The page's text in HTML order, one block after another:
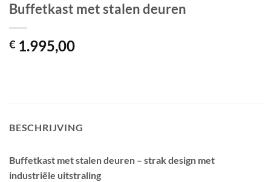
Buffetkast met stalen deuren
€ 1.995,00
BESCHRIJVING
Buffetkast met stalen deuren – strak design met
industriële uitstraling